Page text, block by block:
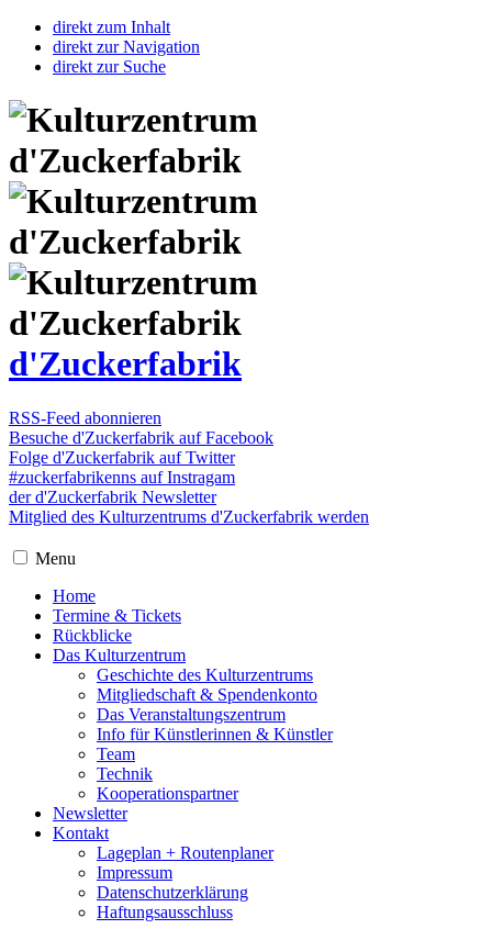
direkt zum Inhalt
direkt zur Navigation
direkt zur Suche
d'Zuckerfabrik
RSS-Feed abonnieren
Besuche d'Zuckerfabrik auf Facebook
Folge d'Zuckerfabrik auf Twitter
#zuckerfabrikenns auf Instragam
der d'Zuckerfabrik Newsletter
Mitglied des Kulturzentrums d'Zuckerfabrik werden
Menu
Home
Termine & Tickets
Rückblicke
Das Kulturzentrum
Geschichte des Kulturzentrums
Mitgliedschaft & Spendenkonto
Das Veranstaltungszentrum
Info für Künstlerinnen & Künstler
Team
Technik
Kooperationspartner
Newsletter
Kontakt
Lageplan + Routenplaner
Impressum
Datenschutzerklärung
Haftungsausschluss